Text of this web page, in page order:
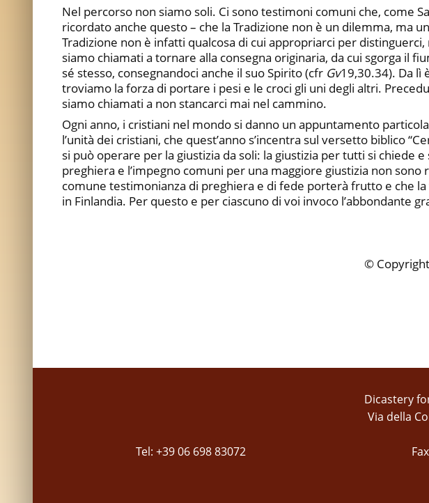
Nel percorso non siamo soli. Ci sono testimoni comuni che, come
ricordato anche questo – che la Tradizione non è un dilemma, ma
Tradizione non è infatti qualcosa di cui appropriarci per
siamo chiamati a tornare alla consegna originaria, da cui sgorga il
sé stesso, consegnandoci anche il suo Spirito (cfr Gv19,30.34). Da lì
troviamo la forza di portare i pesi e le croci gli uni degli altri.
siamo chiamati a non stancarci mai nel cammino.
Ogni anno, i cristiani nel mondo si danno un appuntamento
l’unità dei cristiani, che quest’anno s’incentra sul versetto biblico
si può operare per la giustizia da soli: la giustizia per tutti si chiede
preghiera e l’impegno comuni per una maggiore giustizia non
comune testimonianza di preghiera e di fede porterà frutto e che
in Finlandia. Per questo e per ciascuno di voi invoco l’abbondante
©
Dicastery
Via della
Tel: +39 06 698 83072